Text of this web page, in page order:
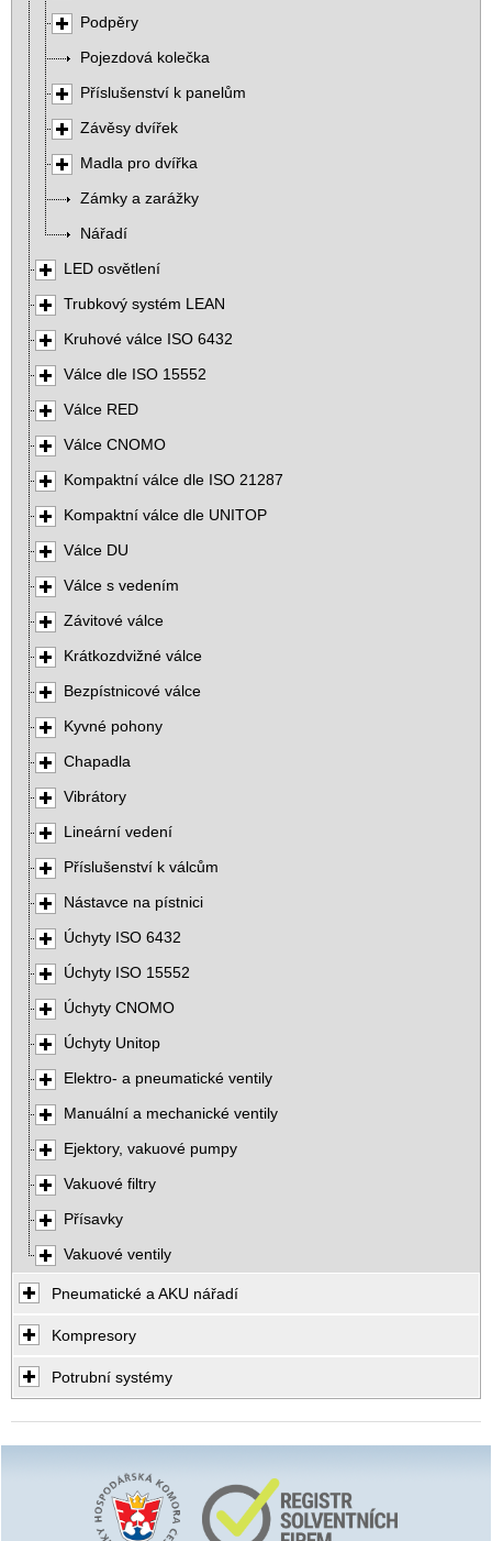
Podpěry
Pojezdová kolečka
Příslušenství k panelům
Závěsy dvířek
Madla pro dvířka
Zámky a zarážky
Nářadí
LED osvětlení
Trubkový systém LEAN
Kruhové válce ISO 6432
Válce dle ISO 15552
Válce RED
Válce CNOMO
Kompaktní válce dle ISO 21287
Kompaktní válce dle UNITOP
Válce DU
Válce s vedením
Závitové válce
Krátkozdvižné válce
Bezpístnicové válce
Kyvné pohony
Chapadla
Vibrátory
Lineární vedení
Příslušenství k válcům
Nástavce na pístnici
Úchyty ISO 6432
Úchyty ISO 15552
Úchyty CNOMO
Úchyty Unitop
Elektro- a pneumatické ventily
Manuální a mechanické ventily
Ejektory, vakuové pumpy
Vakuové filtry
Přísavky
Vakuové ventily
Pneumatické a AKU nářadí
Kompresory
Potrubní systémy